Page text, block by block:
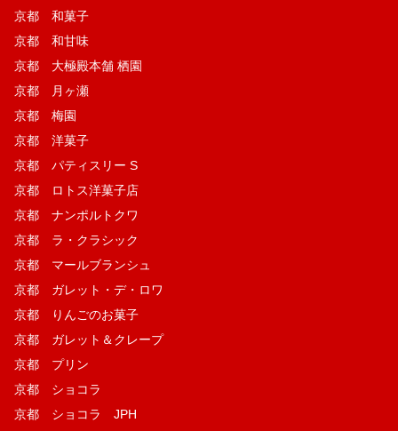
京都 和菓子
京都 和甘味
京都 大極殿本舗 栖園
京都 月ヶ瀬
京都 梅園
京都 洋菓子
京都 パティスリー S
京都 ロトス洋菓子店
京都 ナンポルトクワ
京都 ラ・クラシック
京都 マールブランシュ
京都 ガレット・デ・ロワ
京都 りんごのお菓子
京都 ガレット＆クレープ
京都 プリン
京都 ショコラ
京都 ショコラ JPH